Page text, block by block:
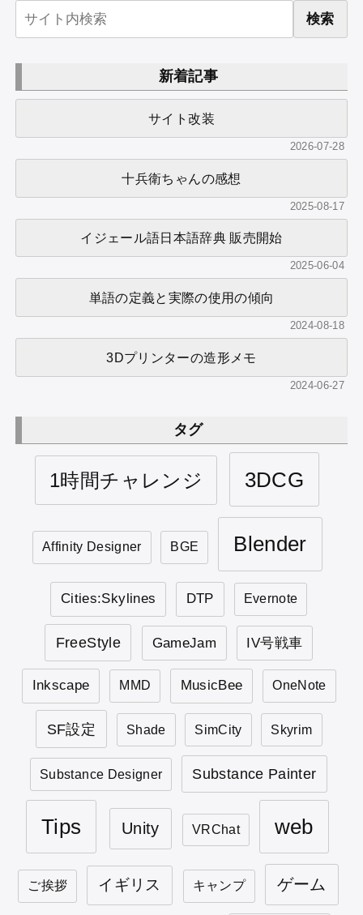
検索
新着記事
サイト改装
2026-07-28
十兵衛ちゃんの感想
2025-08-17
イジェール語日本語辞典 販売開始
2025-06-04
単語の定義と実際の使用の傾向
2024-08-18
3Dプリンターの造形メモ
2024-06-27
タグ
1時間チャレンジ 3DCG
Affinity Designer BGE Blender
Cities:Skylines DTP Evernote
FreeStyle GameJam IV号戦車
Inkscape MMD MusicBee OneNote
SF設定 Shade SimCity Skyrim
Substance Designer Substance Painter
Tips Unity VRChat web
ご挨拶 イギリス キャンプ ゲーム